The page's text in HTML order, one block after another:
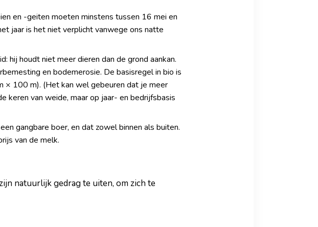
en -geiten moeten minstens tussen 16 mei en
jaar is het niet verplicht vanwege ons natte
hij houdt niet meer dieren dan de grond aankan.
en bodemerosie. De basisregel in bio is
× 100 m). (Het kan wel gebeuren dat je meer
keren van weide, maar op jaar- en bedrijfsbasis
gangbare boer, en dat zowel binnen als buiten.
van de melk.
natuurlijk gedrag te uiten, om zich te